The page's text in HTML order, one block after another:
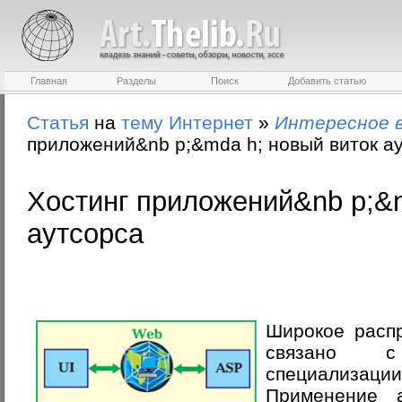
Главная Разделы Поиск Добавить статью
Статья на тему Интернет » Интересное
приложений&nb p;&mda h; новый виток
Хостинг приложений&nb
аутсорса
Широкое
связано
Применение